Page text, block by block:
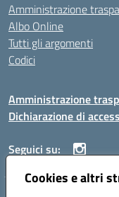
Cookies e altri
Amministrazione
Albo Online
Tutti gli argomenti
Codici
Amministrazione
Dichiarazione di
Seguici su: